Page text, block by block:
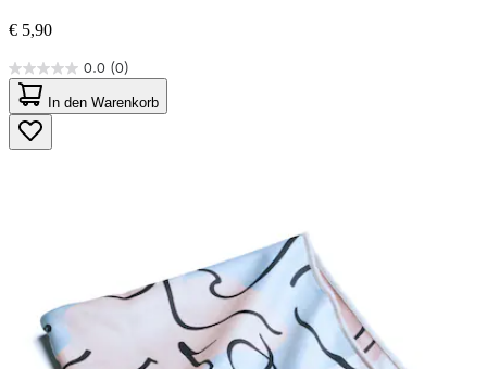
€ 5,90
0.0 (0)
0.0
von
5
Sternen.
In den Warenkorb